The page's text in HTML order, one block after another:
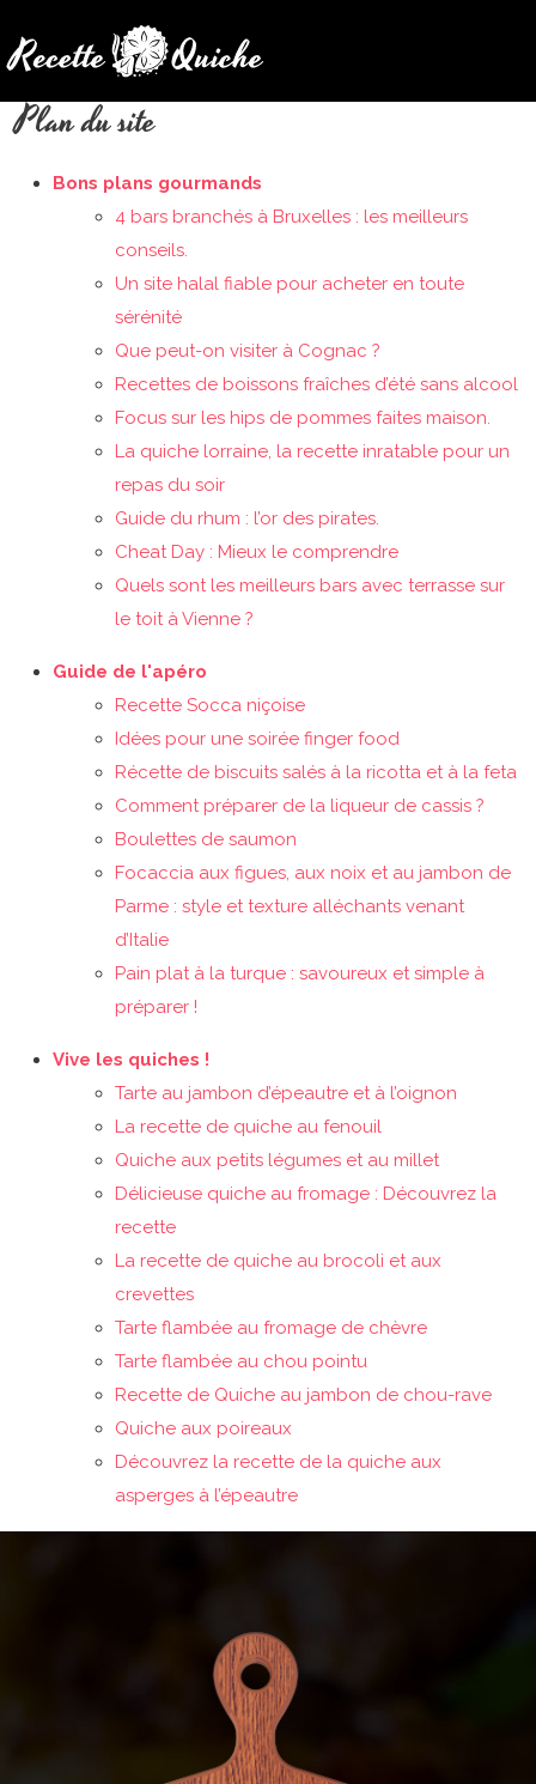
Plan du site
Bons plans gourmands
4 bars branchés à Bruxelles : les meilleurs
conseils.
Un site halal fiable pour acheter en toute
sérénité
Que peut-on visiter à Cognac ?
Recettes de boissons fraîches d’été sans alcool
Focus sur les hips de pommes faites maison.
La quiche lorraine, la recette inratable pour un
repas du soir
Guide du rhum : l’or des pirates.
Cheat Day : Mieux le comprendre
Quels sont les meilleurs bars avec terrasse sur
le toit à Vienne ?
Guide de l'apéro
Recette Socca niçoise
Idées pour une soirée finger food
Récette de biscuits salés à la ricotta et à la feta
Comment préparer de la liqueur de cassis ?
Boulettes de saumon
Focaccia aux figues, aux noix et au jambon de
Parme : style et texture alléchants venant
d’Italie
Pain plat à la turque : savoureux et simple à
préparer !
Vive les quiches !
Tarte au jambon d’épeautre et à l’oignon
La recette de quiche au fenouil
Quiche aux petits légumes et au millet
Délicieuse quiche au fromage : Découvrez la
recette
La recette de quiche au brocoli et aux
crevettes
Tarte flambée au fromage de chèvre
Tarte flambée au chou pointu
Recette de Quiche au jambon de chou-rave
Quiche aux poireaux
Découvrez la recette de la quiche aux
asperges à l’épeautre